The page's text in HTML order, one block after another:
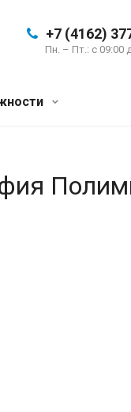
+7 (4162)
Пн. – Пт.: с 09:00